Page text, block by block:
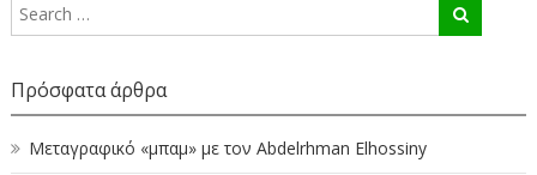
Πρόσφατα άρθρα
Μεταγραφικό «μπαμ» με τον Abdelrhman Elhossiny